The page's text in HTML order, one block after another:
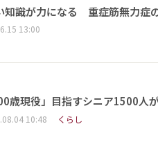
知識が力になる 重症筋無力症
13:00
歳現役」目指すシニア1500人
10:48 くらし